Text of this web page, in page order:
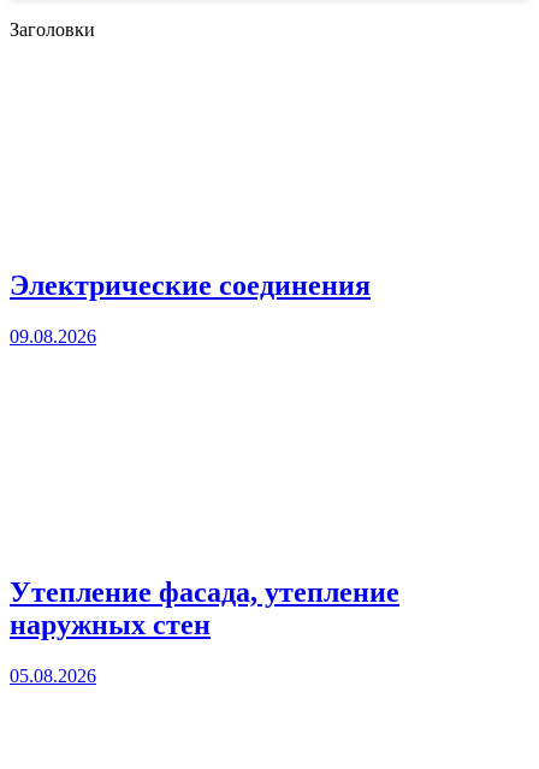
Заголовки
Электрические соединения
09.08.2026
Утепление фасада, утепление
наружных стен
05.08.2026